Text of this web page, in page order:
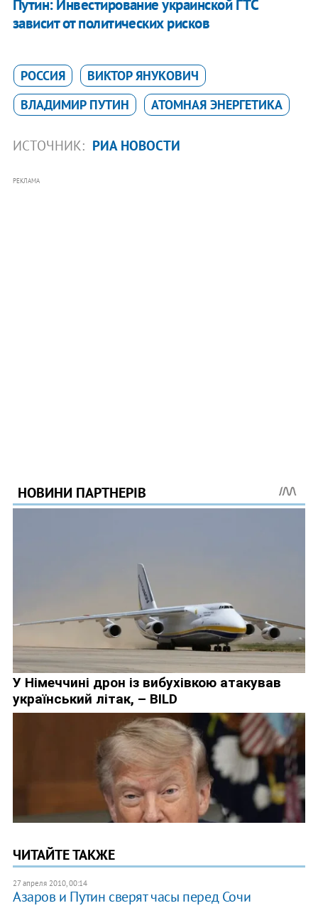
Путин: Инвестирование украинской ГТС
зависит от политических рисков
РОССИЯ
ВИКТОР ЯНУКОВИЧ
ВЛАДИМИР ПУТИН
АТОМНАЯ ЭНЕРГЕТИКА
ИСТОЧНИК: РИА НОВОСТИ
РЕКЛАМА
ЧИТАЙТЕ ТАКЖЕ
27 апреля 2010, 00:14
Азаров и Путин сверят часы перед Сочи